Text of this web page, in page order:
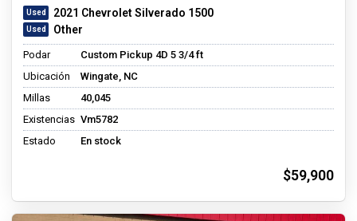
2021 Chevrolet Silverado 1500
Other
Podar
Custom Pickup 4D 5 3/4 ft
Ubicación
Wingate, NC
Millas
40,045
Existencias Vm5782
Estado
En stock
$59,900